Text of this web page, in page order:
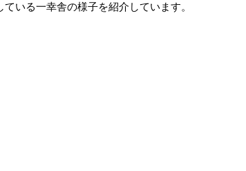
いる一幸舎の様子を紹介しています。